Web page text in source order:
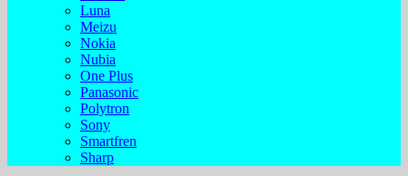
Luna
Meizu
Nokia
Nubia
One Plus
Panasonic
Polytron
Sony
Smartfren
Sharp